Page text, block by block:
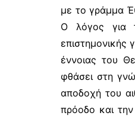
με το γράμμα
Ο λόγος για
επιστημονικής
έννοιας του
φθάσει στη
αποδοχή του
πρόοδο και